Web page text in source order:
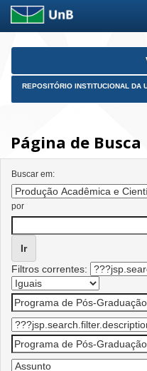
Skip
REPOSITÓRIO INSTITUCIONAL DA
Página de Busca
Buscar em:
por
Filtros correntes: